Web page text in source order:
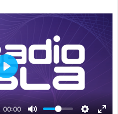
00:00
P
a
y